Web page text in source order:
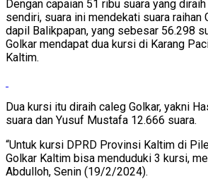
Dengan capaian 51 ribu suara yang
sendiri, suara ini mendekati suara raihan
dapil Balikpapan, yang sebesar 56.298
Golkar mendapat dua kursi di Karang
Kaltim.
Dua kursi itu diraih caleg Golkar, yakni
suara dan Yusuf Mustafa 12.666 suara.
“Untuk kursi DPRD Provinsi Kaltim di
Golkar Kaltim bisa menduduki 3 kursi,
Abdulloh, Senin (19/2/2024).